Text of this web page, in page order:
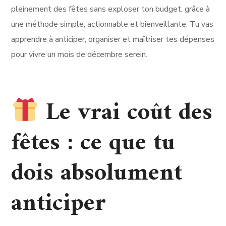
pleinement des fêtes sans exploser ton budget, grâce à
une méthode simple, actionnable et bienveillante. Tu vas
apprendre à anticiper, organiser et maîtriser tes dépenses
pour vivre un mois de décembre serein.
Le vrai coût des
fêtes : ce que tu
dois absolument
anticiper